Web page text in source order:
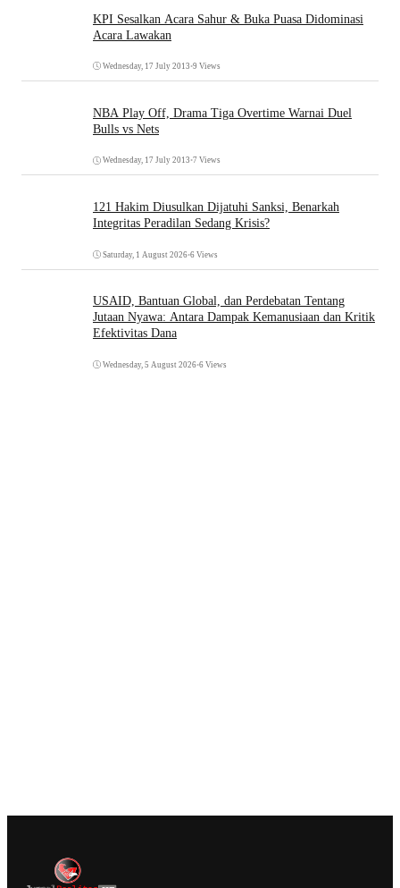
KPI Sesalkan Acara Sahur & Buka Puasa Didominasi
Acara Lawakan
Wednesday, 17 July 2013 •9 Views
NBA Play Off, Drama Tiga Overtime Warnai Duel
Bulls vs Nets
Wednesday, 17 July 2013 •7 Views
121 Hakim Diusulkan Dijatuhi Sanksi, Benarkah
Integritas Peradilan Sedang Krisis?
Saturday, 1 August 2026•6 Views
USAID, Bantuan Global, dan Perdebatan Tentang
Jutaan Nyawa: Antara Dampak Kemanusiaan dan Kritik
Efektivitas Dana
Wednesday, 5 August 2026•6 Views